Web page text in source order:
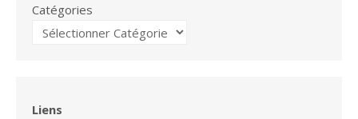
Catégories
Liens